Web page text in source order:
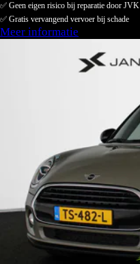
✅ Geen eigen risico bij reparatie door JVK
✅ Gratis vervangend vervoer bij schade
Meer informatie